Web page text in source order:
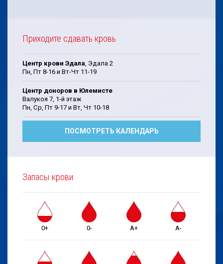
Приходите сдавать кровь
Центр крови Эдала, Эдала 2
Пн, Пт 8-16 и Вт-Чт 11-19
Центр доноров в Юлемисте
Валукоя 7, 1-й этаж
Пн, Cp, Пт 9-17 и Bт, Чт 10-18
ПОСМОТРЕТЬ КАЛЕНДАРЬ
Запасы крови
0+ 0- A+ A-